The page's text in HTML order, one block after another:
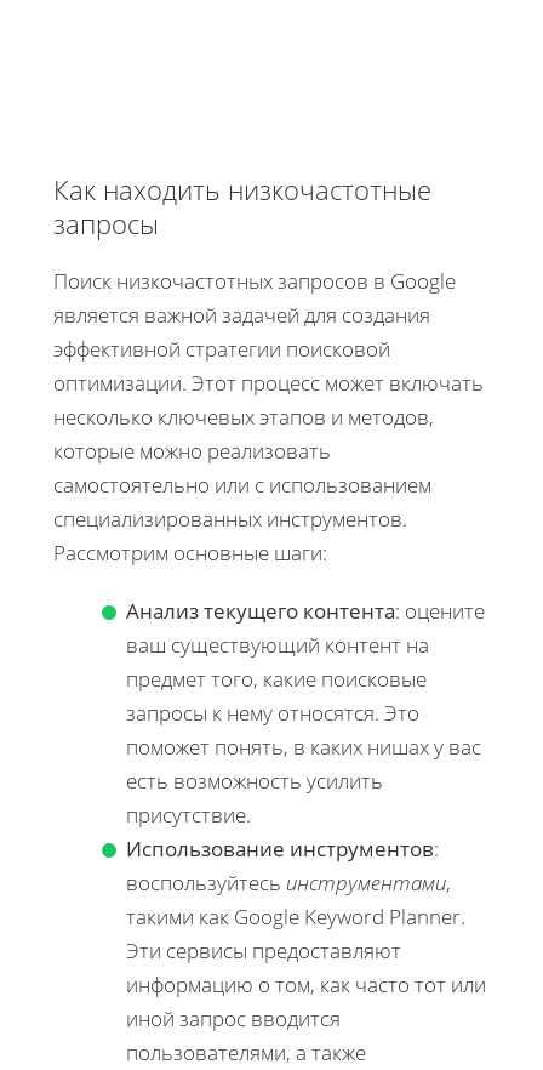
Как находить низкочастотные
запросы
Поиск низкочастотных запросов в Google
является важной задачей для создания
эффективной стратегии поисковой
оптимизации. Этот процесс может включать
несколько ключевых этапов и методов,
которые можно реализовать
самостоятельно или с использованием
специализированных инструментов.
Рассмотрим основные шаги:
Анализ текущего контента: оцените
ваш существующий контент на
предмет того, какие поисковые
запросы к нему относятся. Это
поможет понять, в каких нишах у вас
есть возможность усилить
присутствие.
Использование инструментов:
воспользуйтесь инструментами,
такими как Google Keyword Planner.
Эти сервисы предоставляют
информацию о том, как часто тот или
иной запрос вводится
пользователями, а также